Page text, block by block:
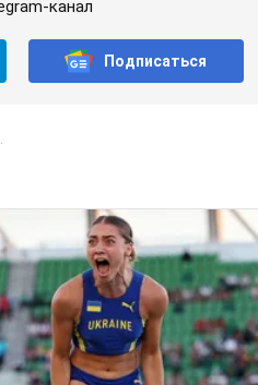
рекордом выиграла
Украины на
атлетике U20.
выступила в Орегоне